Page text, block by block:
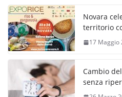
Novara
territorio
17 Maggio
Cambio
senza